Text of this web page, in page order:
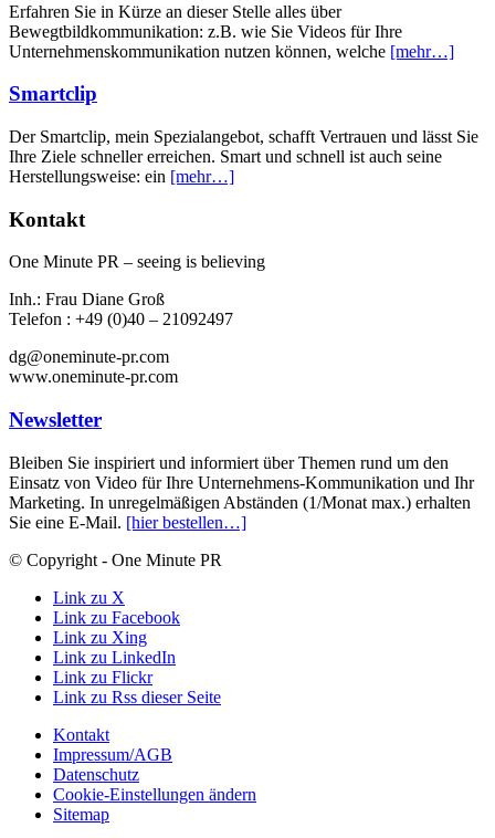
Erfahren Sie in Kürze an dieser Stelle alles über
Bewegtbildkommunikation: z.B. wie Sie Videos für Ihre
Unternehmenskommunikation nutzen können, welche [mehr…]
Smartclip
Der Smartclip, mein Spezialangebot, schafft Vertrauen und lässt Sie
Ihre Ziele schneller erreichen. Smart und schnell ist auch seine
Herstellungsweise: ein [mehr…]
Kontakt
One Minute PR – seeing is believing
Inh.: Frau Diane Groß
Telefon : +49 (0)40 – 21092497
dg@oneminute-pr.com
www.oneminute-pr.com
Newsletter
Bleiben Sie inspiriert und informiert über Themen rund um den
Einsatz von Video für Ihre Unternehmens-Kommunikation und Ihr
Marketing. In unregelmäßigen Abständen (1/Monat max.) erhalten
Sie eine E-Mail. [hier bestellen…]
© Copyright - One Minute PR
Link zu X
Link zu Facebook
Link zu Xing
Link zu LinkedIn
Link zu Flickr
Link zu Rss dieser Seite
Kontakt
Impressum/AGB
Datenschutz
Cookie-Einstellungen ändern
Sitemap